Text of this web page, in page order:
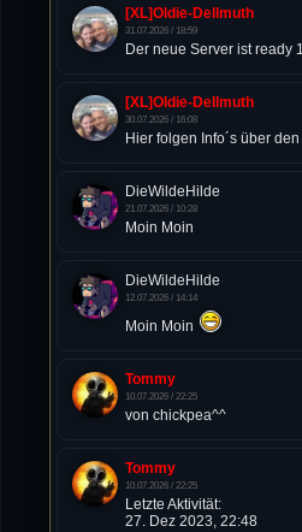
[XL]Oldie-Dellmuth
31.07.2026 / 18:59
Der neue Server ist ready
[XL]Oldie-Dellmuth
30.07.2026 / 16:08
Hier folgen Info´s über
DieWildeHilde
21.07.2026 / 10:28
Moin Moin
DieWildeHilde
12.07.2026 / 14:14
Moin Moin
Tommy
10.07.2026 / 22:25
von chickpea^^
Tommy
10.07.2026 / 22:25
Letzte Aktivität:
27. Dez 2023, 22:48